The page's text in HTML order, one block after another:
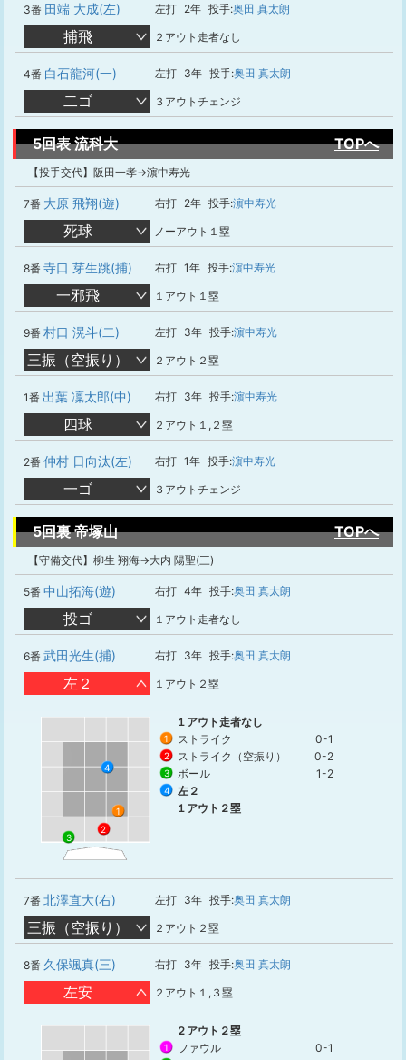
3番 田端 大成(左) 左打 2年 投手:奥田 真太朗
捕飛 ２アウト走者なし
4番 白石龍河(一) 左打 3年 投手:奥田 真太朗
二ゴ ３アウトチェンジ
5回表 流科大 TOPへ
【投手交代】阪田一孝→濵中寿光
7番 大原 飛翔(遊) 右打 2年 投手:濵中寿光
死球 ノーアウト１塁
8番 寺口 芽生跳(捕) 右打 1年 投手:濵中寿光
一邪飛 １アウト１塁
9番 村口 滉斗(二) 左打 3年 投手:濵中寿光
三振（空振り） ２アウト２塁
1番 出葉 凜太郎(中) 右打 3年 投手:濵中寿光
四球 ２アウト１,２塁
2番 仲村 日向汰(左) 右打 1年 投手:濵中寿光
一ゴ ３アウトチェンジ
5回裏 帝塚山 TOPへ
【守備交代】柳生 翔海→大内 陽聖(三)
5番 中山拓海(遊) 右打 4年 投手:奥田 真太朗
投ゴ １アウト走者なし
6番 武田光生(捕) 右打 3年 投手:奥田 真太朗
左２ １アウト２塁
1
2
3
4
１アウト走者なし
1 ストライク 0-1
2 ストライク（空振り） 0-2
3 ボール 1-2
4
左２
１アウト２塁
7番 北澤直大(右) 左打 3年 投手:奥田 真太朗
三振（空振り） ２アウト２塁
8番 久保颯真(三) 右打 3年 投手:奥田 真太朗
左安 ２アウト１,３塁
２アウト２塁
1 ファウル 0-1